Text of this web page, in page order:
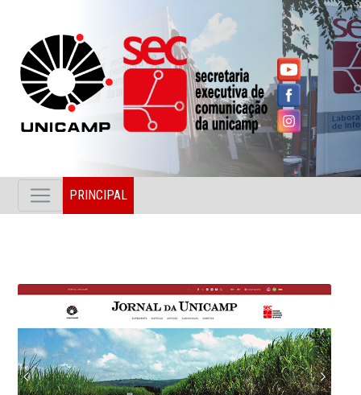
PRINCIPAL